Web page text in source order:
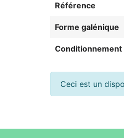
Référence
Forme galénique
Conditionnement
Ceci est un